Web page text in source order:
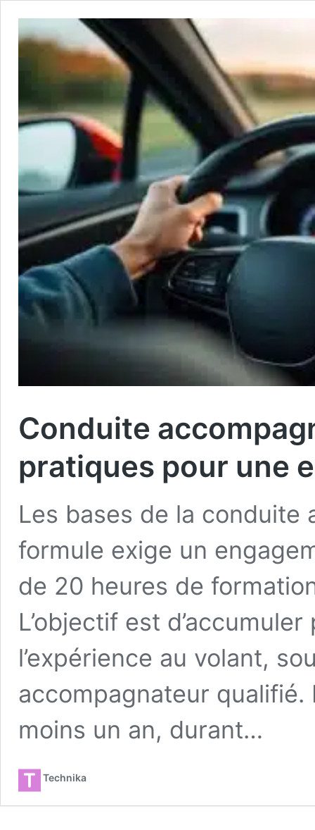
Conduite
pratiques pour une
Les bases de la conduite
formule exige un
de 20 heures de
L’objectif est
l’expérience au volant,
accompagnateur qualifié.
moins un an, durant…
Technika